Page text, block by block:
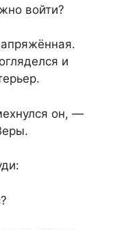
войти?
и
он, —